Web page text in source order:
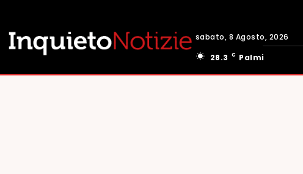
sabato, 8 Agosto, 2026
28.3
C Palmi